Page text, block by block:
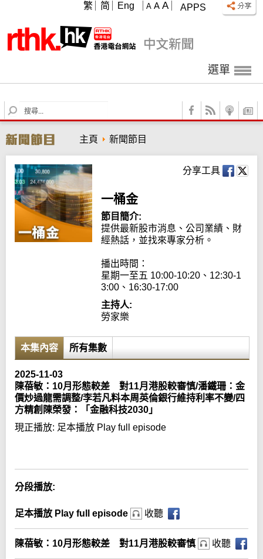
APPS
A A A
繁 简 Eng
選單
S
e
r
c
h
主頁 新聞節目
分享工具
一桶金
節目簡介:
提供最新股市消息、公司業績、財
經熱話，並找來專家分析。
播出時間：
星期一至五 10:00-10:20、12:30-1
3:00、16:30-17:00
主持人:
勞家樂
本集內容 所有集數
2025-11-03
陳蓓敏：10月形態較差 對11月港股較審慎/潘鐵珊：金
價炒過龍需調整/李若凡料本周英倫銀行維持利率不變/四
方精創陳榮發：「金融科技2030」
現正播放: 足本播放 Play full episode
分段播放:
足本播放 Play full episode 收聽
陳蓓敏：10月形態較差 對11月港股較審慎 收聽